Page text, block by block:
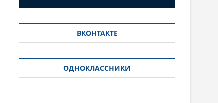
ВКОНТАКТЕ
ОДНОКЛАССНИКИ